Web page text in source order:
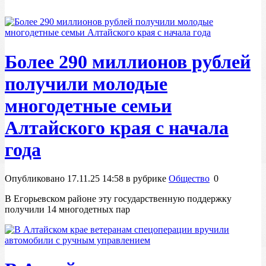
Более 290 миллионов рублей
получили молодые
многодетные семьи
Алтайского края с начала
года
Опубликовано 17.11.25 14:58 в рубрике Общество 0
В Егорьевском районе эту государственную поддержку
получили 14 многодетных пар